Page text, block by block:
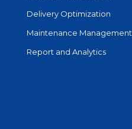
Delivery Optimization
Maintenance Management
Report and Analytics